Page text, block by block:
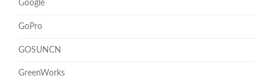
Google
GoPro
GOSUNCN
GreenWorks